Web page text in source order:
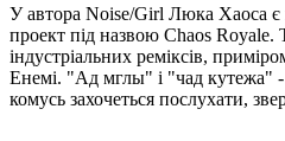
У автора Noise/Girl Люка Хаоса
проект під назвою Chaos Royale.
індустріальних реміксів,
Енемі. "Ад мглы" і "чад кутежа"
комусь захочеться послухати,